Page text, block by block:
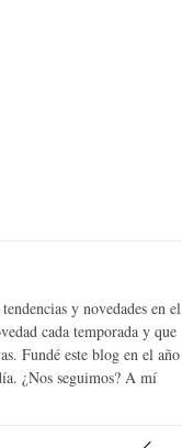
y novedades en el
cada temporada y que
Fundé este blog en el año
¿Nos seguimos? A mí